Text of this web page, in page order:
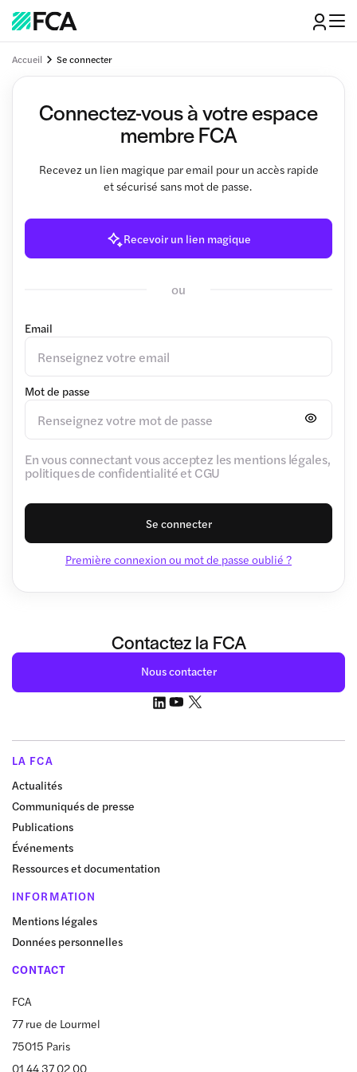
Accueil Se connecter
Connectez-vous à votre espace
membre FCA
Recevez un lien magique par email pour un accès rapide
et sécurisé sans mot de passe.
Recevoir un lien magique
ou
Email
Mot de passe
En vous connectant vous acceptez les mentions légales,
politiques de confidentialité et CGU
Se connecter
Première connexion ou mot de passe oublié ?
Contactez la FCA
Nous contacter
LA FCA
Actualités
Communiqués de presse
Publications
Événements
Ressources et documentation
INFORMATION
Mentions légales
Données personnelles
CONTACT
FCA
77 rue de Lourmel
75015 Paris
01 44 37 02 00